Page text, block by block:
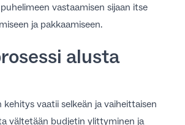
vastaamisen sijaan itse
ja pakkaamiseen.
alusta
kehitys vaatii selkeän ja vaiheittaisen
vältetään budjetin ylittyminen ja